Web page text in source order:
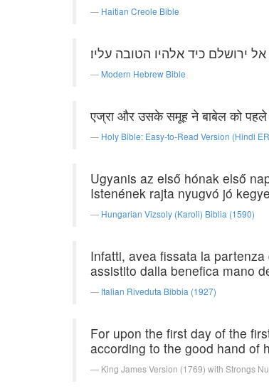
Haitian Creole Bible
כיד אלהיו הטובה עליו׃
Modern Hebrew Bible
एज्रा और उसके समूह ने बाबेल को पहले
Holy Bible: Easy-to-Read Version (Hindi
Ugyanis az első hónak első
Istenének rajta nyugvó jó
Hungarian Vizsoly (Karoli) Biblia (1590)
Infatti, avea fissata la
assistito dalla benefica mano
Italian Riveduta Bibbia (1927)
For upon the first day of the
according to the good hand of
King James Version (1769) with Strongs